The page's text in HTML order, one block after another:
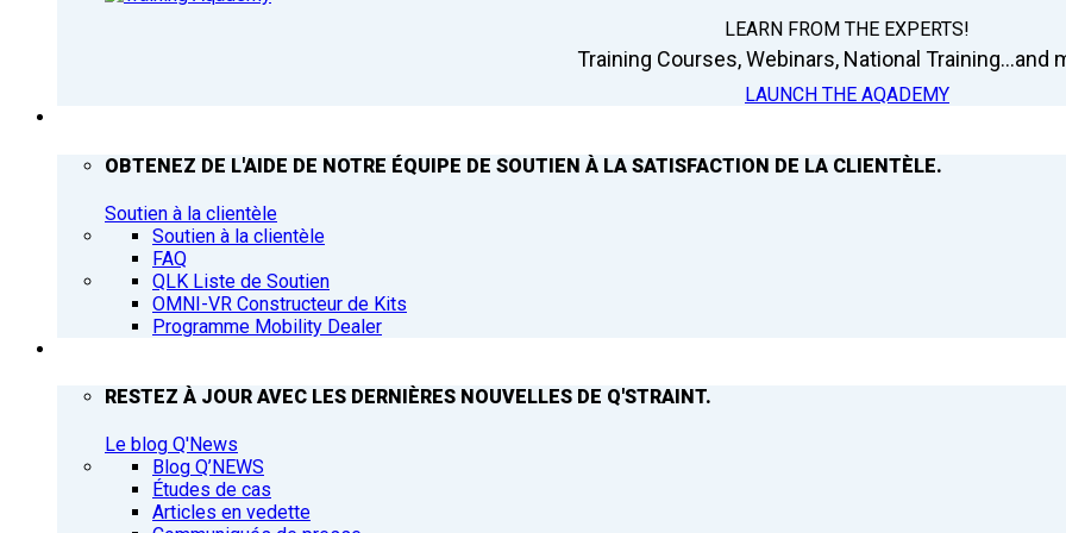
LEARN FROM THE EXPERTS!
Training Courses, Webinars, National Training...and
LAUNCH THE AQADEMY
OBTENEZ DE L'AIDE DE NOTRE ÉQUIPE DE SOUTIEN À LA SATISFACTION DE LA CLIENTÈLE.
Soutien à la clientèle
Soutien à la clientèle
FAQ
QLK Liste de Soutien
OMNI-VR Constructeur de Kits
Programme Mobility Dealer
RESTEZ À JOUR AVEC LES DERNIÈRES NOUVELLES DE Q'STRAINT.
Le blog Q'News
Blog Q’NEWS
Études de cas
Articles en vedette